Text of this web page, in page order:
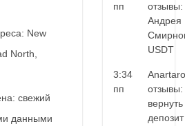
New
North,
свежий
данными
пп
Андрея
USDT
3:34
пп
отзывы:
вернуть